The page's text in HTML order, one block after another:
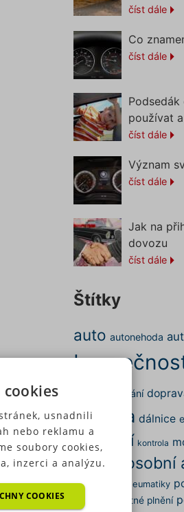
číst dále
Co
číst dále
používat
číst dále
Význam
číst dále
Jak na
dovozu
číst dále
Štítky
auto autonehoda
cestování
nehoda dálnice
pojištění kontrola
nehoda osobní
parkování pneumatiky
pojistné plnění
usnadnili
nebo reklamu a
soubory cookies,
inzerci a analýzu.
s Vaším
COOKIES